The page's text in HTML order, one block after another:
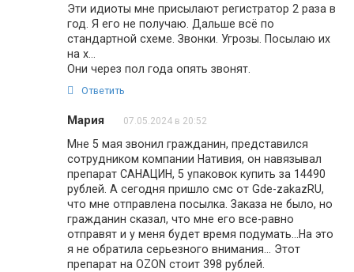
Эти идиоты мне присылают регистратор 2 раза в
год. Я его не получаю. Дальше всё по
стандартной схеме. Звонки. Угрозы. Посылаю их
на х…
Они через пол года опять звонят.
Ответить
Мария 07.05.2024 в 20:52
Мне 5 мая звонил гражданин, представился
сотрудником компании Нативия, он навязывал
препарат САНАЦИН, 5 упаковок купить за 14490
рублей. А сегодня пришло смс от Gde-zakazRU,
что мне отправлена посылка. Заказа не было, но
гражданин сказал, что мне его все-равно
отправят и у меня будет время подумать…На это
я не обратила серьезного внимания… Этот
препарат на OZON стоит 398 рублей.